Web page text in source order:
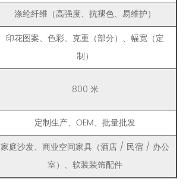
涤纶纤维（高强度、抗褪色、易维护）
印花图案、色彩、克重（部分）、幅宽（定
制）
800 米
定制生产、OEM、批量批发
家庭沙发、商业空间家具（酒店 / 民宿 / 办公
室）、软装装饰配件